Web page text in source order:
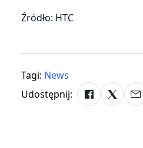
Źródło: HTC
Tagi: News
Udostępnij: